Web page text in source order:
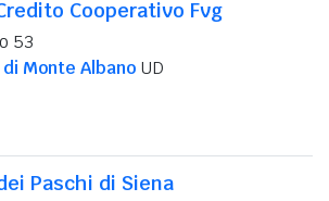
Cooperativo Fvg
53
Monte Albano UD
Paschi di Siena